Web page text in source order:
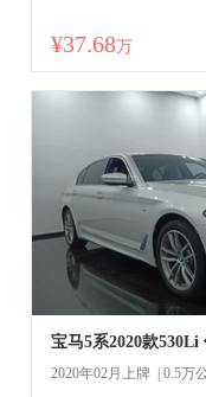
¥37.68万
宝马5系2020款
2020年02月上牌 | 0.5万